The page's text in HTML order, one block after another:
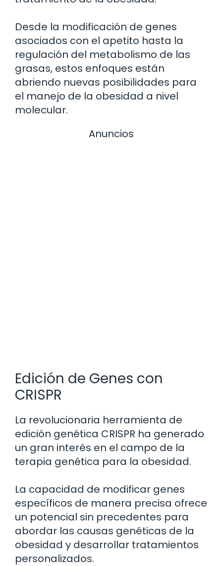
Desde la modificación de genes
asociados con el apetito hasta la
regulación del metabolismo de las
grasas, estos enfoques están
abriendo nuevas posibilidades para
el manejo de la obesidad a nivel
molecular.
Anuncios
Edición de Genes con
CRISPR
La revolucionaria herramienta de
edición genética CRISPR ha generado
un gran interés en el campo de la
terapia genética para la obesidad.
La capacidad de modificar genes
específicos de manera precisa ofrece
un potencial sin precedentes para
abordar las causas genéticas de la
obesidad y desarrollar tratamientos
personalizados.